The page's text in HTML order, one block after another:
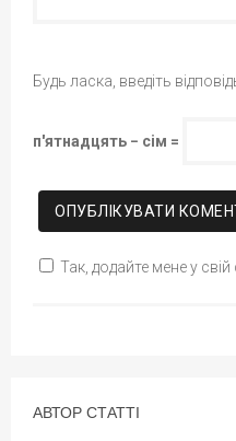
Будь ласка, введіть
п'ятнадцять − сім =
Так, додайте мене у
АВТОР СТАТТІ